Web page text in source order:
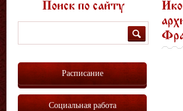
Поиск по сайту
Расписание
Социальная работа